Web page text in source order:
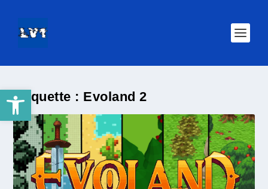
Ouvrir la barre d’outilsÉtiquette : Evoland 2